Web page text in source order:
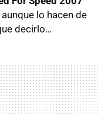
lo hacen de
decirlo…